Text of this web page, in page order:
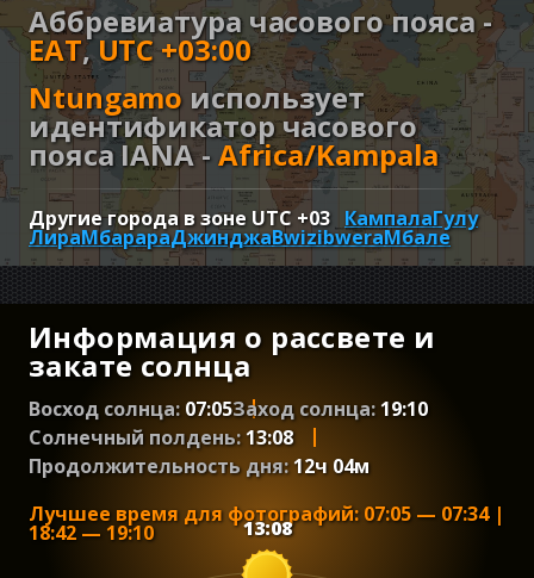
Аббревиатура часового пояса -
EAT, UTC +03:00
Ntungamo использует
идентификатор часового
пояса IANA -Africa/Kampala
Другие города в зоне UTC +03 КампалаГулу
ЛираМбарараДжинджаBwizibweraМбале
Информация о рассвете и
закате солнца
Восход солнца: 07:05Заход солнца: 19:10
Солнечный полдень: 13:08
Продолжительность дня: 12ч 04м
Лучшее время для фотографий: 07:05 — 07:34|
18:42 — 19:10 13:08